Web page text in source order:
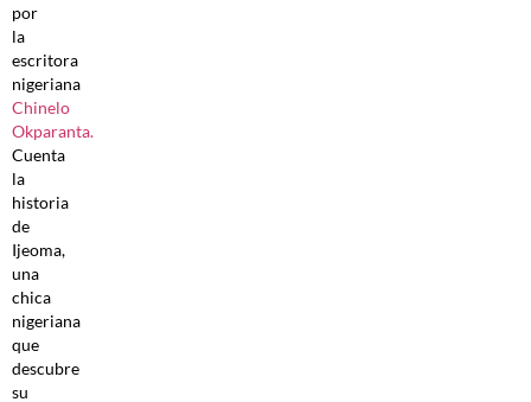
por
la
escritora
nigeriana
Chinelo
Okparanta.
Cuenta
la
historia
de
Ijeoma,
una
chica
nigeriana
que
descubre
su